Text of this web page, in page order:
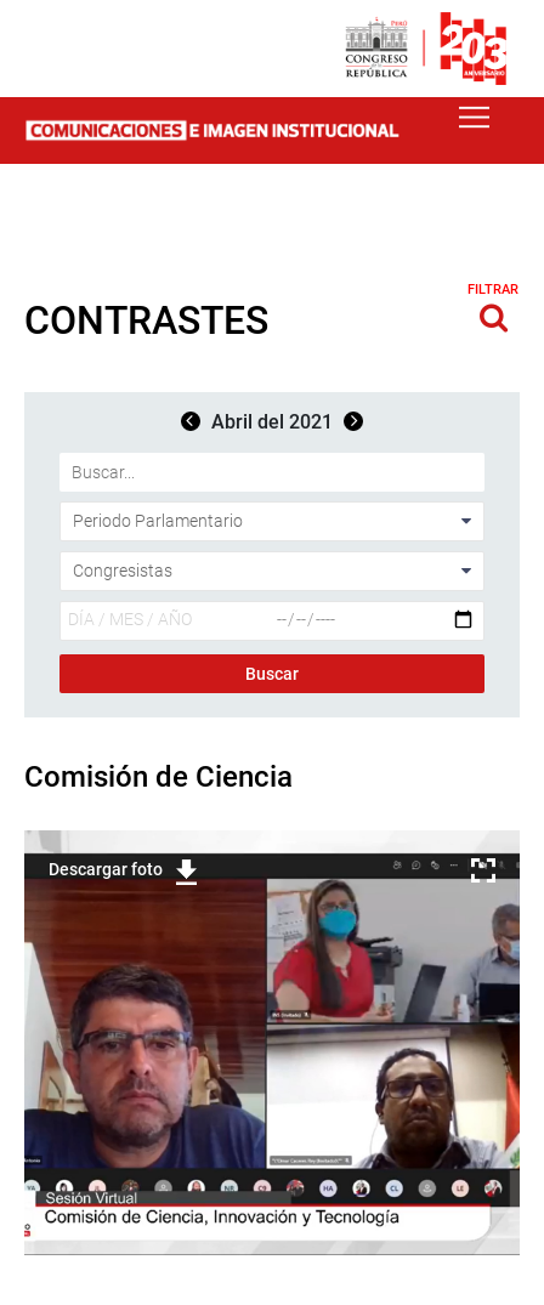
CONTRASTES
FILTRAR
Abril del 2021
Comisión de Ciencia
Descargar foto